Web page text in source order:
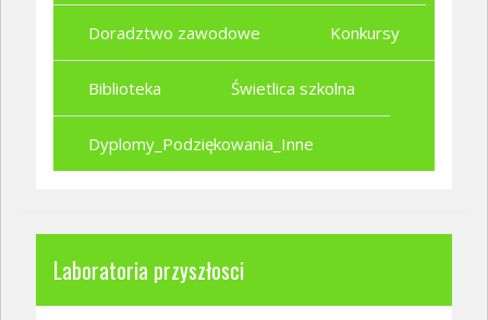
Doradztwo zawodowe Konkursy
Biblioteka Świetlica szkolna
Dyplomy_Podziękowania_Inne
Laboratoria przyszłosci